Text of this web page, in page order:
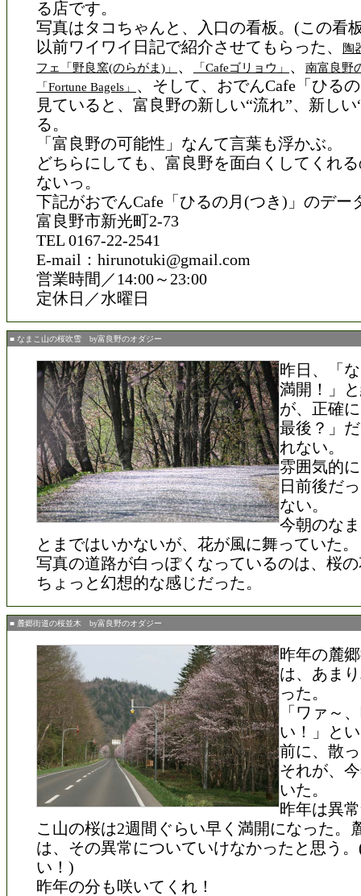
る店です。
写真はタコちゃんと、入口の看板。(この看
以前ワイワイ日記で紹介させてもらった、
陶
フェ「野良窯(のらがま)」
、 「Cafeゴリョウ」 、
南富良野
「Fortune Bagels」
、そして、おでんCafe「ひる
見ていると、富良野の新しい“流れ”、新し
る。
「富良野の可能性」なんて言葉も浮かぶ。
どちらにしても、富良野を面白くしてくれ
ないっ。
下記がおでんCafe「ひるの月(つき)」のデー
富良野市新光町2-73
TEL 0167-22-2541
E-mail：hirunotuki@gmail.com
営業時間／14:00～23:00
定休日／水曜日
■ なまこ山の桜吹雪 by富良野のオダジー
昨日、「
満開！」
が、正確
最後？」
れない。
雰囲気的
日前後だ
ない。
今朝のな
とまではいかないが、花が風に舞っていた。
写真の道路が白っぽくなっているのは、桜
ちょっと幻想的な感じだった。
■ 麓郷街道の桜並木 by富良野のオダジー
昨年の麓
は、あま
った。
「ワァ～
い！」と
前に、散
それが、
いた。
昨年は異
こ山の桜は2週間ぐらい早く満開になった。
は、その異常についていけなかったと思う
い！)
昨年の分も咲いてくれ！